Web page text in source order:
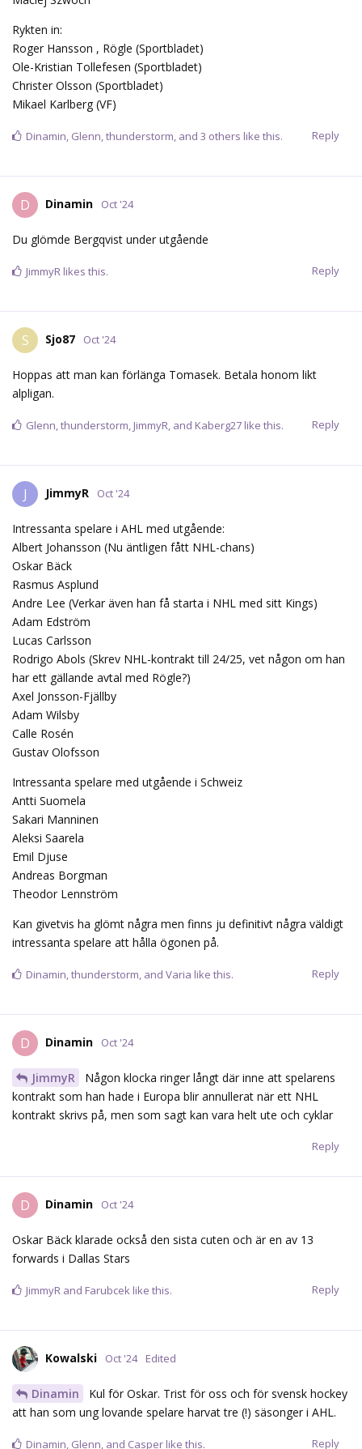
Rykten in:
Roger Hansson , Rögle (Sportbladet)
Ole-Kristian Tollefesen (Sportbladet)
Christer Olsson (Sportbladet)
Mikael Karlberg (VF)
Reply
Dinamin, Glenn,thunderstorm, and 3 others like this.
D Dinamin Oct '24
Du glömde Bergqvist under utgående
Reply
JimmyR likes this.
S Sjo87 Oct '24
Hoppas att man kan förlänga Tomasek. Betala honom likt
alpligan.
Reply
Glenn,thunderstorm, JimmyR, and Kaberg27 like this.
J JimmyR Oct '24
Intressanta spelare i AHL med utgående:
Albert Johansson (Nu äntligen fått NHL-chans)
Oskar Bäck
Rasmus Asplund
Andre Lee (Verkar även han få starta i NHL med sitt Kings)
Adam Edström
Lucas Carlsson
Rodrigo Abols (Skrev NHL-kontrakt till 24/25, vet någon om han
har ett gällande avtal med Rögle?)
Axel Jonsson-Fjällby
Adam Wilsby
Calle Rosén
Gustav Olofsson
Intressanta spelare med utgående i Schweiz
Antti Suomela
Sakari Manninen
Aleksi Saarela
Emil Djuse
Andreas Borgman
Theodor Lennström
Kan givetvis ha glömt några men finns ju definitivt några väldigt
intressanta spelare att hålla ögonen på.
Reply
Dinamin,thunderstorm, and Varia like this.
D Dinamin Oct '24
JimmyR
Någon klocka ringer långt där inne att spelarens
kontrakt som han hade i Europa blir annullerat när ett NHL
kontrakt skrivs på, men som sagt kan vara helt ute och cyklar
Reply
D Dinamin Oct '24
Oskar Bäck klarade också den sista cuten och är en av 13
forwards i Dallas Stars
Reply
JimmyR and Farubcek like this.
Kowalski Oct '24 Edited
Dinamin
Kul för Oskar. Trist för oss och för svensk hockey
att han som ung lovande spelare harvat tre (!) säsonger i AHL.
Reply
Dinamin, Glenn, and Casper like this.